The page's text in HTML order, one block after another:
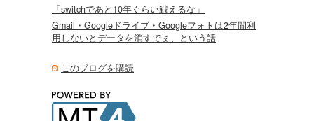
「switchであと10年ぐらい戦えるな」
Gmail・Googleドライブ・Googleフォトは2年間利
用しないとデータを消すでぇ、という話
このブログを購読